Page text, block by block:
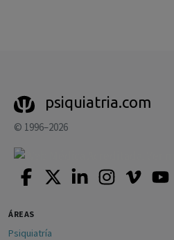
psiquiatria.com
© 1996–2026
ÁREAS
Psiquiatría